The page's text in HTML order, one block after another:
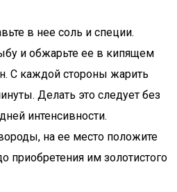
в нее соль и специи.
и обжарьте ее в кипящем
С каждой стороны жарить
Делать это следует без
интенсивности.
на ее место положите
приобретения им золотистого